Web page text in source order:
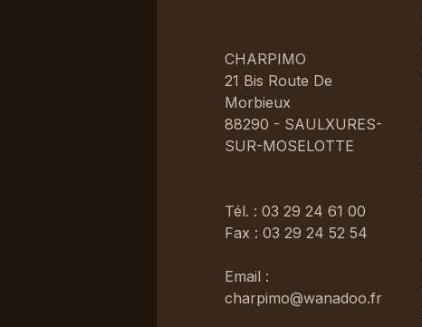
CHARPIMO
21 Bis Route De
Morbieux
88290 - SAULXURES-
SUR-MOSELOTTE
Tél. : 03 29 24 61 00
Fax : 03 29 24 52 54
Email :
charpimo@wanadoo.fr